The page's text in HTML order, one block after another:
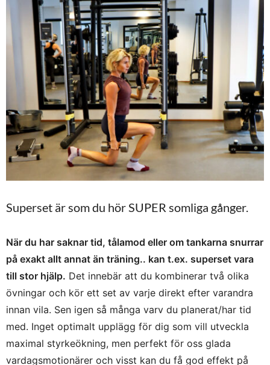
Superset är som du hör SUPER somliga gånger.
När du har saknar tid, tålamod eller om tankarna snurrar
på exakt allt annat än träning.. kan t.ex. superset vara
till stor hjälp. Det innebär att du kombinerar två olika
övningar och kör ett set av varje direkt efter varandra
innan vila. Sen igen så många varv du planerat/har tid
med. Inget optimalt upplägg för dig som vill utveckla
maximal styrkeökning, men perfekt för oss glada
vardagsmotionärer och visst kan du få god effekt på